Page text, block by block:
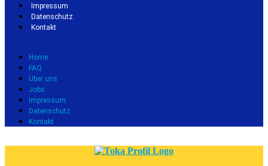
Impressum
Datenschutz
Kontakt
Home
FAQ
Über uns
Jobs
Impressum
Datenschutz
Kontakt